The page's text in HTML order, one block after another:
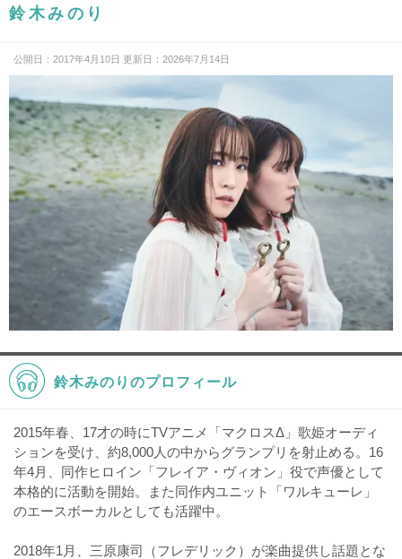
鈴木みのり
公開日：2017年4月10日 更新日：2026年7月14日
鈴木みのりのプロフィール
2015年春、17才の時にTVアニメ「マクロスΔ」歌姫オーディ
ションを受け、約8,000人の中からグランプリを射止める。16
年4月、同作ヒロイン「フレイア・ヴィオン」役で声優として
本格的に活動を開始。また同作内ユニット「ワルキューレ」
のエースボーカルとしても活躍中。
2018年1月、三原康司（フレデリック）が楽曲提供し話題とな